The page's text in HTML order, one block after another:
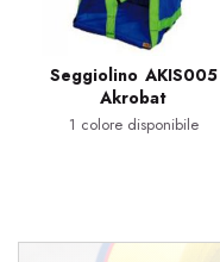
Seggiolino AKIS005
Akrobat
1 colore disponibile